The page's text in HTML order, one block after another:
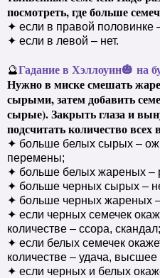
посмотреть, где больше
✦ если в правой половинке
✦ если в левой – нет.
🔮Гадание в Хэллоуин🎃 на
Нужно в миске смешать
сырыми, затем добавить
сырые). Закрыть глаза и
подсчитать количество всех
✦ больше белых сырых –
перемены;
✦ больше белых жареных –
✦ больше черных сырых –
✦ больше черных жареных –
✦ если черных семечек
количестве – ссора, скандал;
✦ если белых семечек
количестве – удача,
✦ если черных и белых